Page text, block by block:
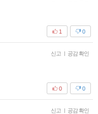
0
1
신고 | 공감 확인
0
0
신고 | 공감 확인